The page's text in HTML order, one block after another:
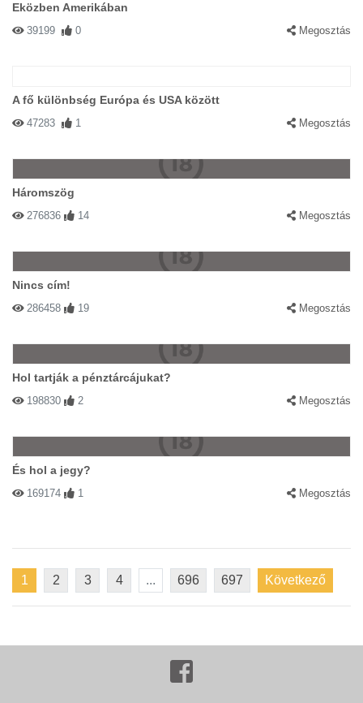
Eközben Amerikában
39199 0 Megosztás
A fő különbség Európa és USA között
47283 1 Megosztás
Háromszög
276836 14 Megosztás
Nincs cím!
286458 19 Megosztás
Hol tartják a pénztárcájukat?
198830 2 Megosztás
És hol a jegy?
169174 1 Megosztás
1 2 3 4 ... 696 697 Következő